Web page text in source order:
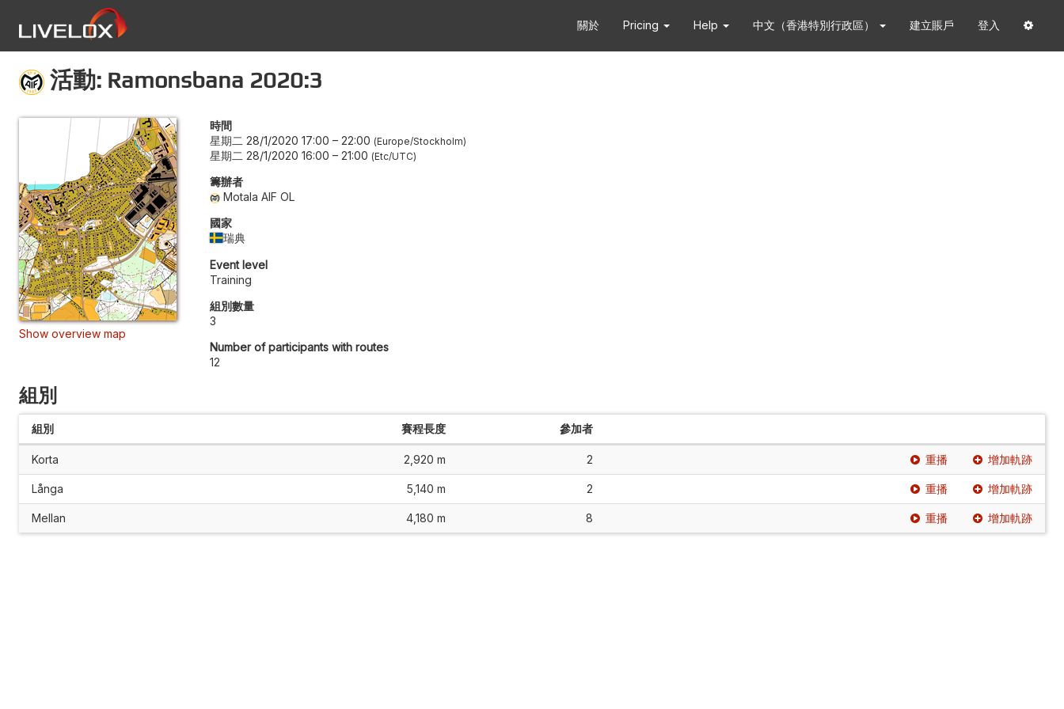
關於 Pricing Help 中文（香港特別行政區） 建立賬戶 登入
活動: Ramonsbana 2020:3
Show overview map
時間
星期二 28/1/2020 17:00 – 22:00 Europe/Stockholm
星期二 28/1/2020 16:00 – 21:00 Etc/UTC
籌辦者
Motala AIF OL
國家
瑞典
Event level
Training
組別數量
3
Number of participants with routes
12
組別
組別 賽程長度 參加者
Korta 2,920 m 2 重播 增加軌跡
Långa 5,140 m 2 重播 增加軌跡
Mellan 4,180 m 8 重播 增加軌跡